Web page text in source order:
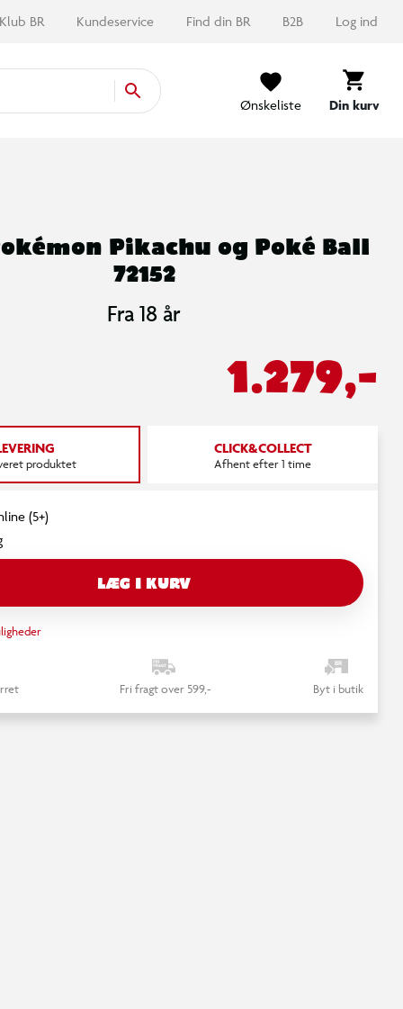
Klub BR Kundeservice Find din BR B2B Log ind
Ønskeliste Din kurv
Pikachu og Poké Ball
72152
Fra 18 år
1.279,-
produktet
CLICK&COLLECT
Afhent efter 1 time
(5+)
LÆG I KURV
Fri fragt over 599,- Byt i butik